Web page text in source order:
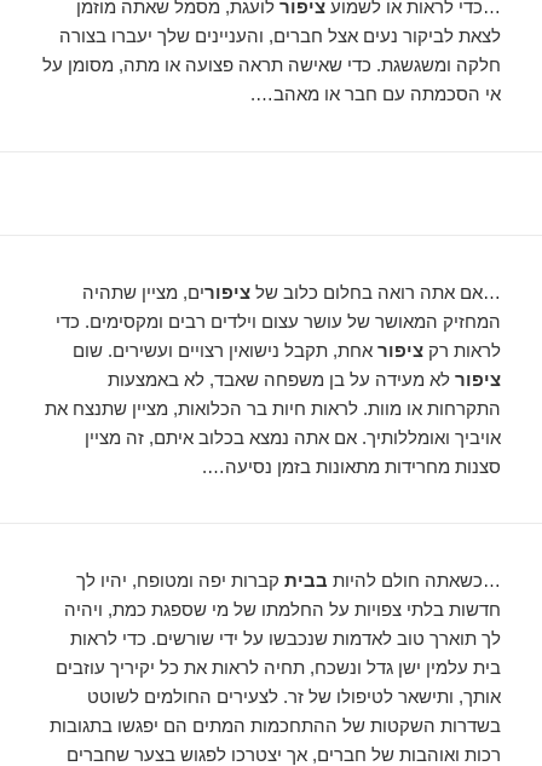
…כדי לראות או לשמועציפור לועגת, מסמל שאתה מוזמן
לצאת לביקור נעים אצל חברים, והעניינים שלך יעברו בצורה
חלקה ומשגשגת. כדי שאישה תראה פצועה או מתה, מסומן על
אי הסכמתה עם חבר או מאהב….
…אם אתה רואה בחלום כלוב שלציפורים, מציין שתהיה
המחזיק המאושר של עושר עצום וילדים רבים ומקסימים. כדי
לראות רקציפור אחת, תקבל נישואין רצויים ועשירים. שום
ציפור לא מעידה על בן משפחה שאבד, לא באמצעות
התקרחות או מוות. לראות חיות בר הכלואות, מציין שתנצח את
אויביך ואומללותיך. אם אתה נמצא בכלוב איתם, זה מציין
סצנות מחרידות מתאונות בזמן נסיעה….
…כשאתה חולם להיות בבית קברות יפה ומטופח, יהיו לך
חדשות בלתי צפויות על החלמתו של מי שספגת כמת, ויהיה
לך תוארך טוב לאדמות שנכבשו על ידי שורשים. כדי לראות
בית עלמין ישן גדל ונשכח, תחיה לראות את כל יקיריך עוזבים
אותך, ותישאר לטיפולו של זר. לצעירים החולמים לשוטט
בשדרות השקטות של ההתחכמות המתים הם יפגשו בתגובות
רכות ואוהבות של חברים, אך יצטרכו לפגוש בצער שחברים